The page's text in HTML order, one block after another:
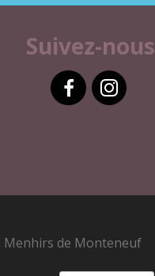
Suivez-nous
Menhirs de Monteneuf